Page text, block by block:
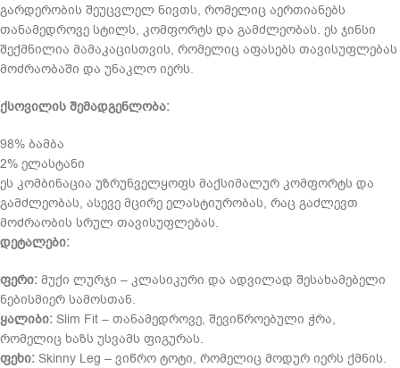
გარდერობის შეუცვლელ ნივთს, რომელიც აერთიანებს
თანამედროვე სტილს, კომფორტს და გამძლეობას. ეს ჯინსი
შექმნილია მამაკაცისთვის, რომელიც აფასებს თავისუფლებას
მოძრაობაში და უნაკლო იერს.
ქსოვილის შემადგენლობა:
98% ბამბა
2% ელასტანი
ეს კომბინაცია უზრუნველყოფს მაქსიმალურ კომფორტს და
გამძლეობას, ასევე მცირე ელასტიურობას, რაც გაძლევთ
მოძრაობის სრულ თავისუფლებას.
დეტალები:
ფერი: მუქი ლურჯი – კლასიკური და ადვილად შესახამებელი
ნებისმიერ სამოსთან.
ყალიბი: Slim Fit – თანამედროვე, შევიწროებული ჭრა,
რომელიც ხაზს უსვამს ფიგურას.
ფეხი: Skinny Leg – ვიწრო ტოტი, რომელიც მოდურ იერს ქმნის.